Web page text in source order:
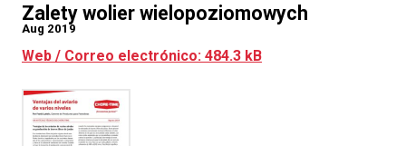
Zalety wolier wielopoziomowych
Aug 2019
Web / Correo electrónico: 484.3 kB